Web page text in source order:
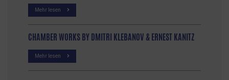
Mehr lesen
CHAMBER WORKS BY DMITRI KLEBANOV & ERNEST KANITZ
Mehr lesen